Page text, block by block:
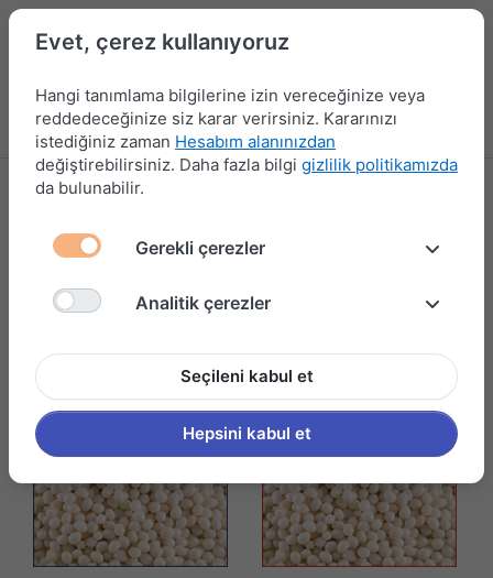
Menü Kampanyalar Yeni Ürünler Giriş yap
PVC BANT VE TUTKAL
11 ürün gösteriliyor
Filtrele ve Sırala
Evet, çerez kullanıyoruz
Hangi tanımlama bilgilerine izin vereceğinize veya
reddedeceğinize siz karar verirsiniz. Kararınızı
istediğiniz zaman Hesabım alanınızdan
değiştirebilirsiniz. Daha fazla bilgi gizlilik politikamızda
da bulunabilir.
Gerekli çerezler
Analitik çerezler
Seçileni kabul et
Hepsini kabul et